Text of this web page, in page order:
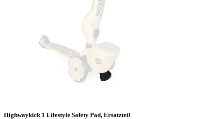
Highwaykick 1 Lifestyle Safety Pad, Ersatzteil